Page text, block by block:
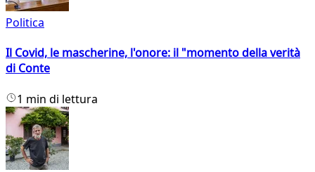
Politica
Il Covid, le mascherine, l'onore: il "momento della verità
di Conte
1 min di lettura